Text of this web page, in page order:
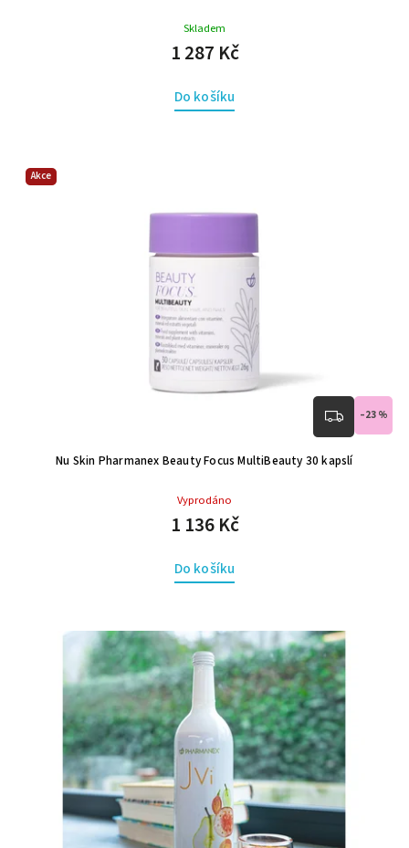
Skladem
1 287 Kč
Do košíku
Akce
–23 %
Nu Skin Pharmanex Beauty Focus MultiBeauty 30 kapslí
Vyprodáno
1 136 Kč
Do košíku